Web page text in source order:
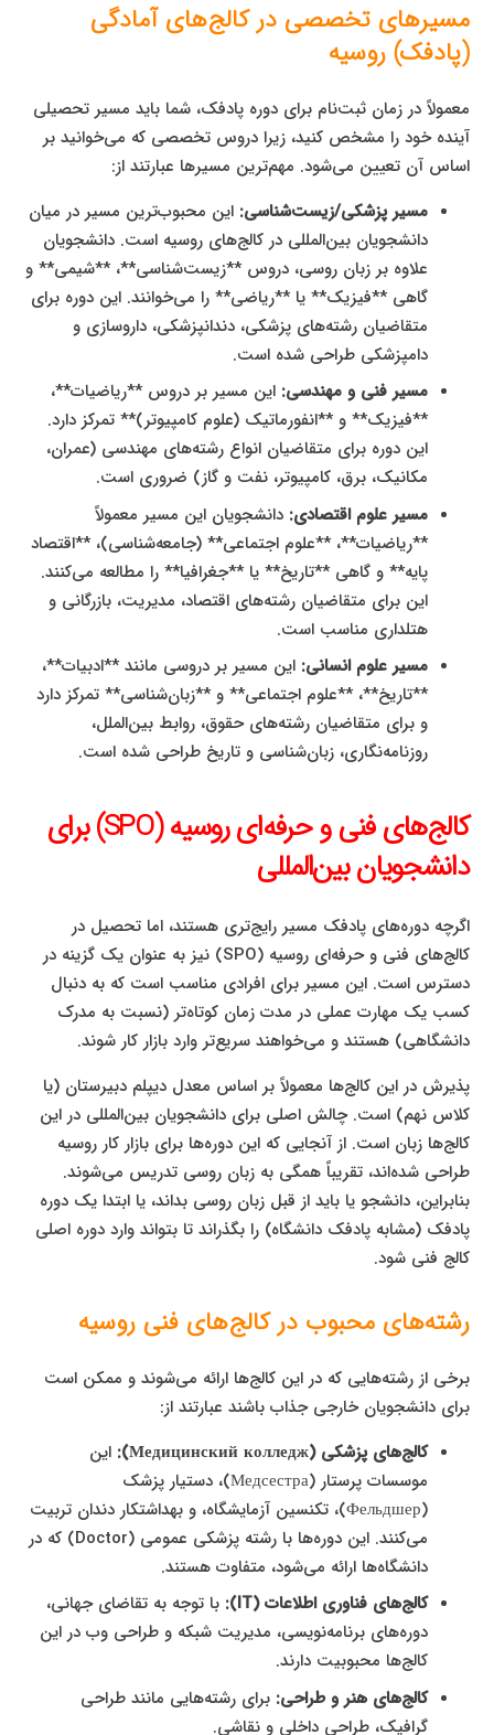
مسیرهای تخصصی در کالج‌های آمادگی
(پادفک) روسیه
معمولاً در زمان ثبت‌نام برای دوره پادفک، شما باید مسیر تحصیلی
آینده خود را مشخص کنید، زیرا دروس تخصصی که می‌خوانید بر
اساس آن تعیین می‌شود. مهم‌ترین مسیرها عبارتند از:
مسیر پزشکی/زیست‌شناسی: این محبوب‌ترین مسیر در میان
دانشجویان بین‌المللی در کالج‌های روسیه است. دانشجویان
علاوه بر زبان روسی، دروس **زیست‌شناسی**، **شیمی** و
گاهی **فیزیک** یا **ریاضی** را می‌خوانند. این دوره برای
متقاضیان رشته‌های پزشکی، دندانپزشکی، داروسازی و
دامپزشکی طراحی شده است.
مسیر فنی و مهندسی: این مسیر بر دروس **ریاضیات**،
**فیزیک** و **انفورماتیک (علوم کامپیوتر)** تمرکز دارد.
این دوره برای متقاضیان انواع رشته‌های مهندسی (عمران،
مکانیک، برق، کامپیوتر، نفت و گاز) ضروری است.
مسیر علوم اقتصادی: دانشجویان این مسیر معمولاً
**ریاضیات**، **علوم اجتماعی** (جامعه‌شناسی)، **اقتصاد
پایه** و گاهی **تاریخ** یا **جغرافیا** را مطالعه می‌کنند.
این برای متقاضیان رشته‌های اقتصاد، مدیریت، بازرگانی و
هتلداری مناسب است.
مسیر علوم انسانی: این مسیر بر دروسی مانند **ادبیات**،
**تاریخ**، **علوم اجتماعی** و **زبان‌شناسی** تمرکز دارد
و برای متقاضیان رشته‌های حقوق، روابط بین‌الملل،
روزنامه‌نگاری، زبان‌شناسی و تاریخ طراحی شده است.
کالج‌های فنی و حرفه‌ای روسیه (SPO) برای
دانشجویان بین‌المللی
اگرچه دوره‌های پادفک مسیر رایج‌تری هستند، اما تحصیل در
کالج‌های فنی و حرفه‌ای روسیه (SPO) نیز به عنوان یک گزینه در
دسترس است. این مسیر برای افرادی مناسب است که به دنبال
کسب یک مهارت عملی در مدت زمان کوتاه‌تر (نسبت به مدرک
دانشگاهی) هستند و می‌خواهند سریع‌تر وارد بازار کار شوند.
پذیرش در این کالج‌ها معمولاً بر اساس معدل دیپلم دبیرستان (یا
کلاس نهم) است. چالش اصلی برای دانشجویان بین‌المللی در این
کالج‌ها زبان است. از آنجایی که این دوره‌ها برای بازار کار روسیه
طراحی شده‌اند، تقریباً همگی به زبان روسی تدریس می‌شوند.
بنابراین، دانشجو یا باید از قبل زبان روسی بداند، یا ابتدا یک دوره
پادفک (مشابه پادفک دانشگاه) را بگذراند تا بتواند وارد دوره اصلی
کالج فنی شود.
رشته‌های محبوب در کالج‌های فنی روسیه
برخی از رشته‌هایی که در این کالج‌ها ارائه می‌شوند و ممکن است
برای دانشجویان خارجی جذاب باشند عبارتند از:
کالج‌های پزشکی (Медицинский колледж):
این
موسسات پرستار (Медсестра)، دستیار پزشک
(Фельдшер)، تکنسین آزمایشگاه، و بهداشتکار دندان تربیت
می‌کنند. این دوره‌ها با رشته پزشکی عمومی (Doctor) که در
دانشگاه‌ها ارائه می‌شود، متفاوت هستند.
کالج‌های فناوری اطلاعات (IT):
با توجه به تقاضای جهانی،
دوره‌های برنامه‌نویسی، مدیریت شبکه و طراحی وب در این
کالج‌ها محبوبیت دارند.
کالج‌های هنر و طراحی: برای رشته‌هایی مانند طراحی
گرافیک، طراحی داخلی و نقاشی.